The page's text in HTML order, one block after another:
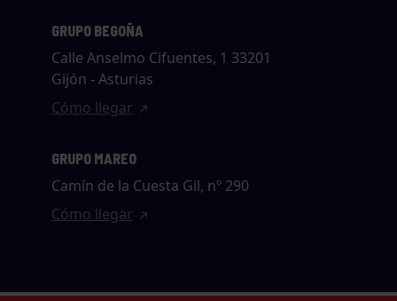
GRUPO BEGOÑA
Calle Anselmo Cifuentes, 1 33201
Gijón - Asturias
Cómo llegar
GRUPO MAREO
Camín de la Cuesta Gil, nº 290
Cómo llegar